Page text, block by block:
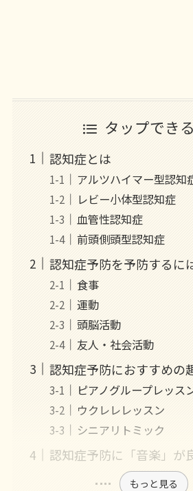
タップでき
認知症とは
アルツハイマー型認知
レビー小体型認知症
血管性認知症
前頭側頭型認知症
認知症予防を予防するに
食事
運動
頭脳活動
友人・社会活動
認知症予防におすすめの
ピアノグループレッス
ウクレレレッスン
シニアリトミック
認知症予防に「音楽」が
もっと見る